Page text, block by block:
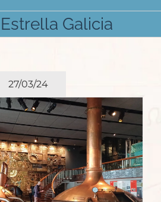
Galicia
27/03/24